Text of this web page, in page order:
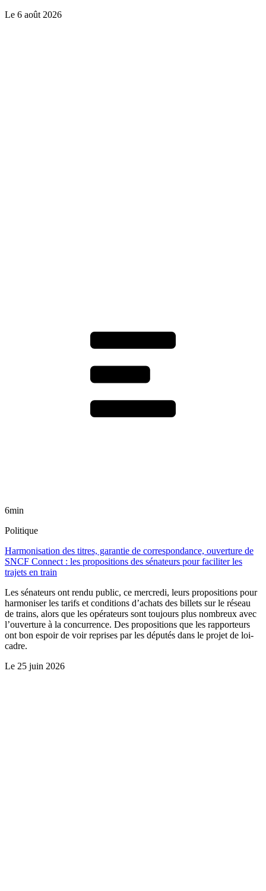
Le 6 août 2026
6min
Politique
Harmonisation des titres, garantie de correspondance, ouverture de
SNCF Connect : les propositions des sénateurs pour faciliter les
trajets en train
Les sénateurs ont rendu public, ce mercredi, leurs propositions pour
harmoniser les tarifs et conditions d’achats des billets sur le réseau
de trains, alors que les opérateurs sont toujours plus nombreux avec
l’ouverture à la concurrence. Des propositions que les rapporteurs
ont bon espoir de voir reprises par les députés dans le projet de loi-
cadre.
Le 25 juin 2026